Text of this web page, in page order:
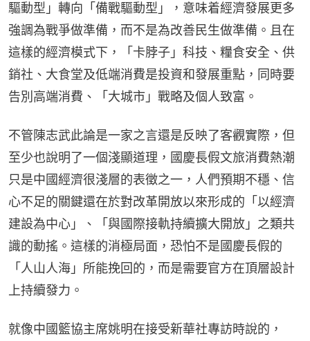
驅動型」轉向「備戰驅動型」，意味着經濟發展更多
強調為戰爭做準備，而不是為改善民生做準備。且在
這樣的經濟模式下，「卡脖子」科技、糧食安全、供
銷社、大食堂及低端消費是投資和發展重點，同時要
告別高端消費、「大城市」戰略及個人致富。
不管陳志武此論是一家之言還是反映了客觀實際，但
至少也說明了一個淺顯道理，國慶長假文旅消費熱潮
只是中國經濟很淺層的表徵之一，人們預期不穩、信
心不足的關鍵還在於對改革開放以來形成的「以經濟
建設為中心」、「與國際接軌持續擴大開放」之類共
識的動搖。這樣的消極局面，恐怕不是國慶長假的
「人山人海」所能挽回的，而是需要官方在頂層設計
上持續發力。
就像中國籃協主席姚明在接受新華社專訪時說的，